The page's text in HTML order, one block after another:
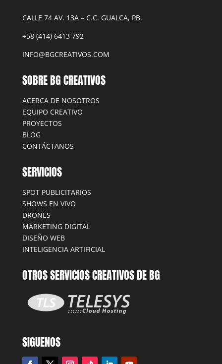
CALLE 74 AV. 13A – C.C. GUALCA, PB.
+58 (414) 6413 792
INFO@BGCREATIVOS.COM
SOBRE BG CREATIVOS
ACERCA DE NOSOTROS
EQUIPO CREATIVO
PROYECTOS
BLOG
CONTÁCTANOS
SERVICIOS
SPOT PUBLICITARIOS
SHOWS EN VIVO
DRONES
MARKETING DIGITAL
DISEÑO WEB
INTELIGENCIA ARTIFICIAL
OTROS SERVICIOS CREATIVOS DE BG
SIGUENOS